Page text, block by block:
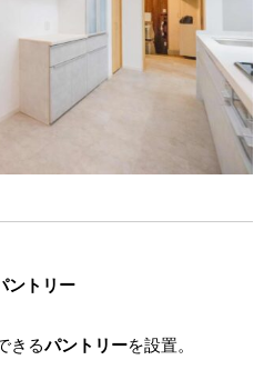
ントリー
きるパントリーを設置。